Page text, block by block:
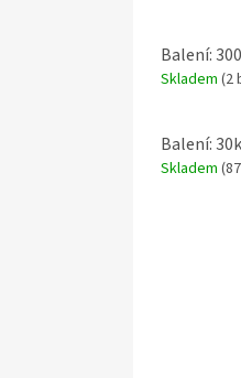
Balení:
Skladem (2
Balení:
Skladem